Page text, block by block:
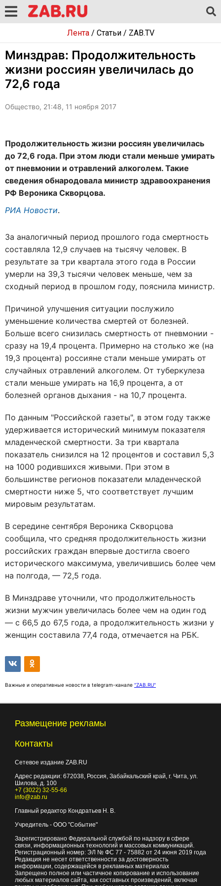
Лента/ Статьи/ ZAB.TV
Минздрав: Продолжительность
жизни россиян увеличилась до
72,6 года
Общество, 21:48, 11 ноября 2017
Продолжительность жизни россиян увеличилась
до 72,6 года. При этом люди стали меньше умирать
от пневмонии и отравлений алкоголем. Такие
сведения обнародовала министр здравоохранения
РФ Вероника Скворцова.
РИА Новости.
За аналогичный период прошлого года смертность
составляла 12,9 случаев на тысячу человек. В
результате за три квартала этого года в России
умерли на 39,3 тысячи человек меньше, чем за
сходный период в прошлом году, пояснила министр.
Причиной улучшения ситуации послужило
уменьшение количества смертей от болезней.
Больше всего снизилась смертность от пневмонии -
сразу на 19,4 процента. Примерно на столько же (на
19,3 процента) россияне стали меньше умирать от
случайных отравлений алкоголем. От туберкулеза
стали меньше умирать на 16,9 процента, а от
болезней органов дыхания - на 10,7 процента.
По данным "Российской газеты", в этом году также
удерживается исторический минимум показателя
младенческой смертности. За три квартала
показатель снизился на 12 процентов и составил 5,3
на 1000 родившихся живыми. При этом в
большинстве регионов показатели младенческой
смертности ниже 5, что соответствует лучшим
мировым результатам.
В середине сентября Вероника Скворцова
сообщила, что средняя продолжительность жизни
российских граждан впервые достигла своего
исторического максимума, увеличившись более чем
на полгода, — 72,5 года.
В Минздраве уточнили, что продолжительность
жизни мужчин увеличилась более чем на один год
— с 66,5 до 67,5 года, а продолжительность жизни у
женщин составила 77,4 года, отмечается на РБК.
Важные и оперативные новости в telegram-канале "ZAB.RU"
Размещение рекламы
Контакты
Сетевое издание ZAB.RU
Адрес редакции: 672038, Россия, Забайкальский край, г. Чита, ул.
Шилова, д. 100
+7 (3022) 32-55-66
info@zab.ru
Главный редактор Кондратьев Н. В.
Учредитель - ООО "Событие"
Зарегистрировано Федеральной службой по надзору в сфере
связи, информационных технологий и массовых коммуникаций.
Регистрационный номер: ЭЛ № ФС 77 - 75882 от 24 июня 2019 года
Редакция не несет ответственности за достоверность
информации, содержащейся в рекламных материалах
Запрещено полное или частичное копирование и использование
любых материалов сайта, как составных произведений, включая